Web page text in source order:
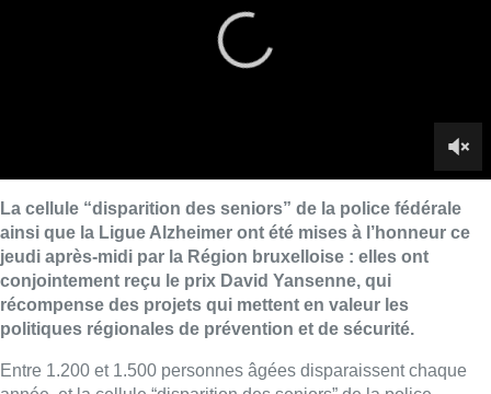
récompense des projets qui mettent en valeur les
politiques régionales de prévention et de sécurité.
fédérale, aidée notamment par la Ligue Alzheimer, tente de
répondre au mieux à ces disparitions, en mettant notamment à
personnes âgées.
Le prix David Yansenne récompense les projets et initiatives
qui participent à la mise en place d’une politique régionale
transversale et intégrée en matière de prévention et de
sécurité. Il a été baptisé du nom de l’ancien chef de zone de la
police Bruxelles-Nord, décédé accidentellement en 2013.
Images et interviews deNicolas Franchomme.